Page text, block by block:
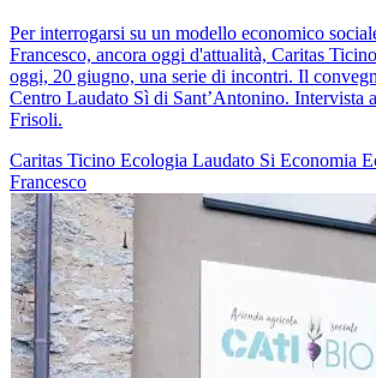
Per interrogarsi su un modello economico
Francesco, ancora oggi d'attualità, Caritas
oggi, 20 giugno, una serie di incontri. Il
Centro Laudato Sì di Sant’Antonino. Intervista
Frisoli.
Caritas Ticino Ecologia Laudato Si Economia
Francesco